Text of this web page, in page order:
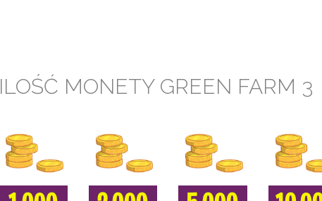
ILOŚĆ MONETY GREEN FARM 3